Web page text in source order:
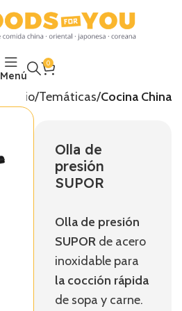
Menú
0
Inicio Temáticas Cocina China
Olla de
presión
SUPOR
Olla de presión
SUPOR de acero
inoxidable para
la cocción rápida
de sopa y carne.